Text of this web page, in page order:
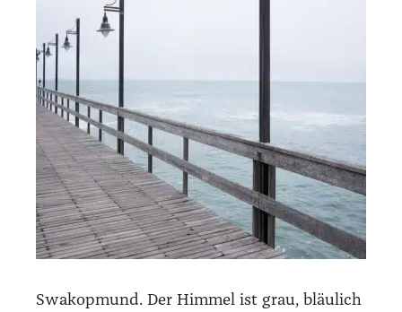
Swa­kop­mund. Der Him­mel ist grau, bläu­lich